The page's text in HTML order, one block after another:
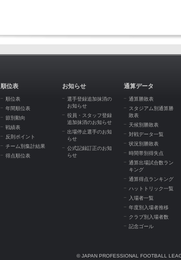
順位表
順位表
年間順位表
節別動向
戦績表
反則ポイント
チーム別集計結果
得点順位表
お知らせ
選手登録追加抹消の
お知らせ
役員・スタッフ登録
追加抹消のお知らせ
出場停止選手のお知
らせ
公式記録訂正のお知
らせ
通算データ
通算勝敗表
スタジアム別通算勝
敗表
天候別勝敗表
対戦データ一覧
状況別勝敗表
時間帯別得失点
通算出場試合数ラン
キング
通算得点ランキング
ハットトリック一覧
入場者一覧
年度別入場者推移
クラブ別入場者数
記念ゴール
© JAPAN PROFESSIONAL FOOTBALL